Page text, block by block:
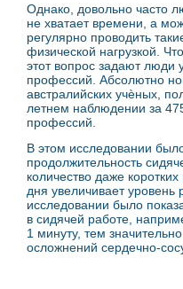
Однако, довольно часто
не хватает времени, а
регулярно проводить
физической нагрузкой.
этот вопрос задают люди
профессий. Абсолютно
австралийских учѐных,
летнем наблюдении за
профессий.
В этом исследовании
продолжительность
количество даже
дня увеличивает
исследовании было
в сидячей работе,
1 минуту, тем
осложнений сердечно-